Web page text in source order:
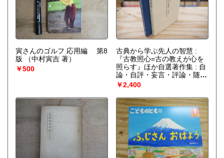
寅さんのゴルフ 応用編 第8
版
（中村寅吉 著）
￥500
古典から学ぶ先人の智慧 :
『古教照心=古の教えが心を
照らす』ほか自選著作集 : 自
論・自評・妄言・評論・随
想・雑感
￥2,400